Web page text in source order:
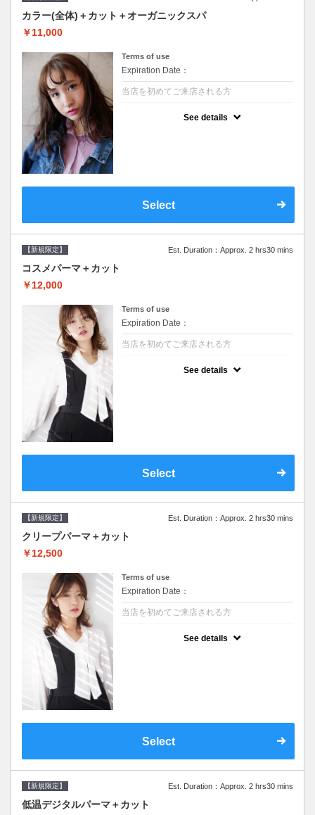
カラー(全体)＋カット＋オーガニックスパ
￥11,000
Terms of use
Expiration Date：
当店を初めてご来店される方
See details
Select
【新規限定】 Est. Duration：Approx. 2 hrs30 mins
コスメパーマ＋カット
￥12,000
Terms of use
Expiration Date：
当店を初めてご来店される方
See details
Select
【新規限定】 Est. Duration：Approx. 2 hrs30 mins
クリープパーマ＋カット
￥12,500
Terms of use
Expiration Date：
当店を初めてご来店される方
See details
Select
【新規限定】 Est. Duration：Approx. 2 hrs30 mins
低温デジタルパーマ＋カット